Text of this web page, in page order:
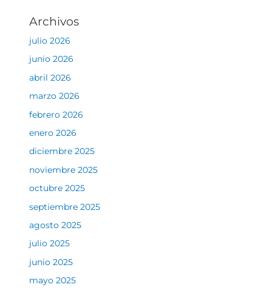
Archivos
julio 2026
junio 2026
abril 2026
marzo 2026
febrero 2026
enero 2026
diciembre 2025
noviembre 2025
octubre 2025
septiembre 2025
agosto 2025
julio 2025
junio 2025
mayo 2025